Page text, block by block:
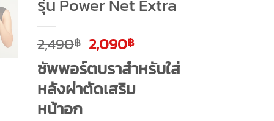
รุ่น Power Net Extra
2,490฿ Original
price
was:
2,490฿.
2,090฿Current
price
is:
2,090฿.
ซัพพอร์ตบราสำหรับใส่
หลังผ่าตัดเสริม
หน้าอก